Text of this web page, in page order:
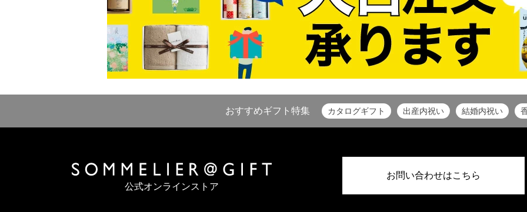
おすすめギフト特集 カタログギフト 出産内祝い 結婚内祝い
公式オンラインストア
お問い合わせはこちら